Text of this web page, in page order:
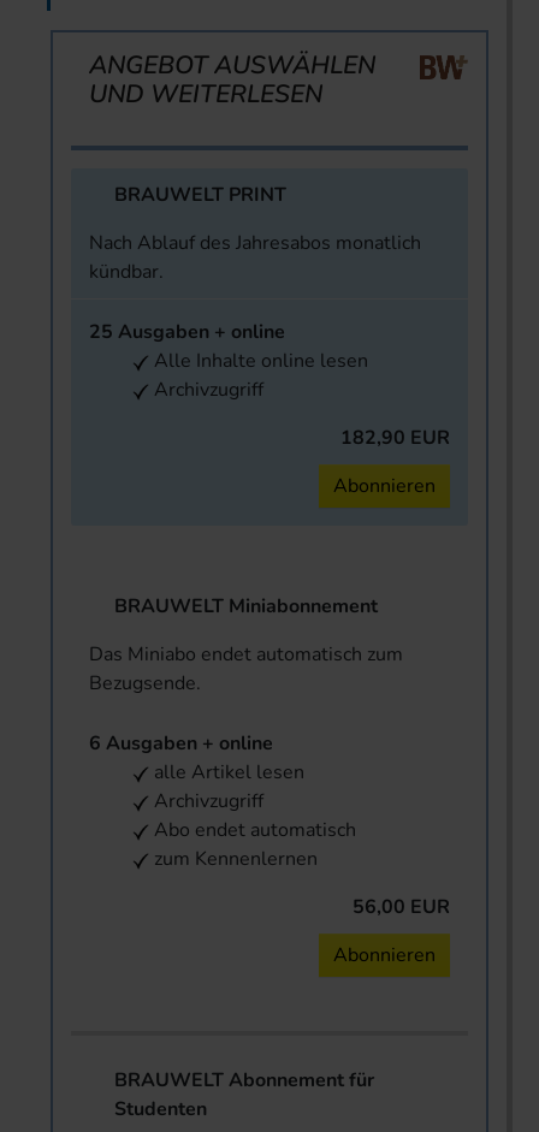
ANGEBOT AUSWÄHLEN
UND WEITERLESEN
BRAUWELT PRINT
Nach Ablauf des Jahresabos monatlich
kündbar.
25 Ausgaben + online
Alle Inhalte online lesen
Archivzugriff
182,90 EUR
Abonnieren
BRAUWELT Miniabonnement
Das Miniabo endet automatisch zum
Bezugsende.
6 Ausgaben + online
alle Artikel lesen
Archivzugriff
Abo endet automatisch
zum Kennenlernen
56,00 EUR
Abonnieren
BRAUWELT Abonnement für
Studenten